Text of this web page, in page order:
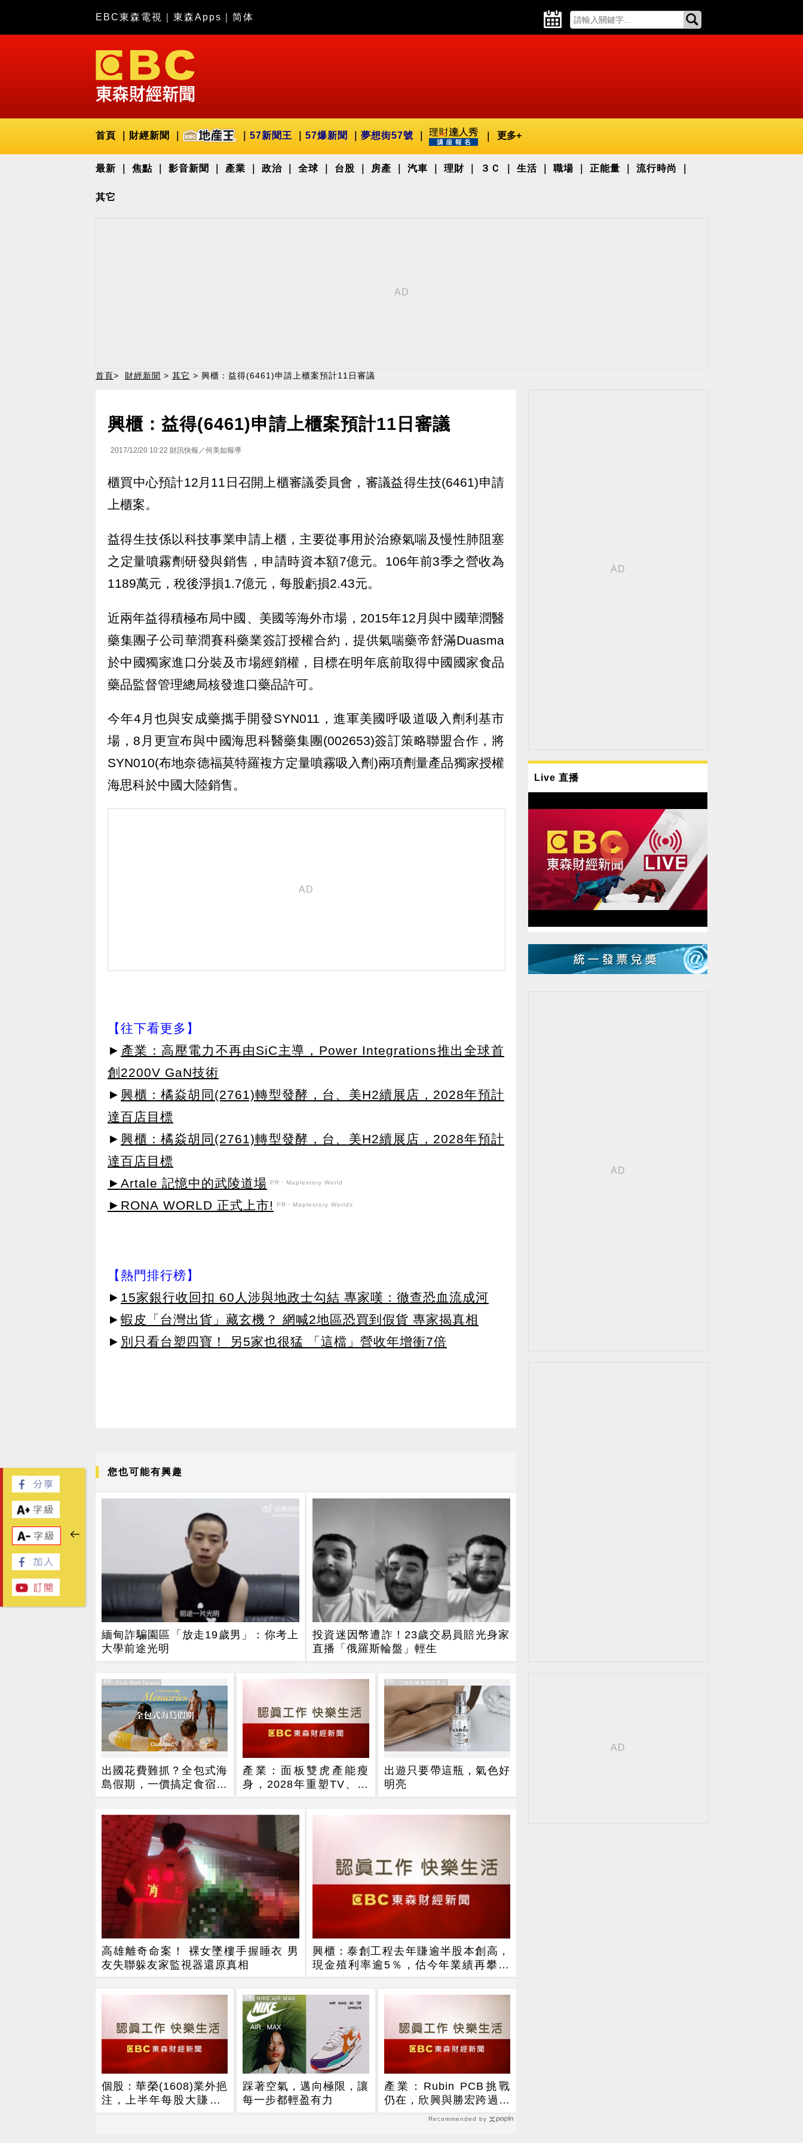
EBC東森電視 東森Apps 简体
首頁 財經新聞 57新聞王 57爆新聞 夢想街57號 更多+
最新 焦點 影音新聞 產業 政治 全球 台股 房產 汽車 理財 ３Ｃ 生活 職場 正能量 流行時尚
其它
首頁> 財經新聞 > 其它 > 興櫃：益得(6461)申請上櫃案預計11日審議
興櫃：益得(6461)申請上櫃案預計11日審議
2017/12/20 10:22 財訊快報／何美如報導
櫃買中心預計12月11日召開上櫃審議委員會，審議益得生技(6461)申請
上櫃案。
益得生技係以科技事業申請上櫃，主要從事用於治療氣喘及慢性肺阻塞
之定量噴霧劑研發與銷售，申請時資本額7億元。106年前3季之營收為
1189萬元，稅後淨損1.7億元，每股虧損2.43元。
近兩年益得積極布局中國、美國等海外市場，2015年12月與中國華潤醫
藥集團子公司華潤賽科藥業簽訂授權合約，提供氣喘藥帝舒滿Duasma
於中國獨家進口分裝及市場經銷權，目標在明年底前取得中國國家食品
藥品監督管理總局核發進口藥品許可。
今年4月也與安成藥攜手開發SYN011，進軍美國呼吸道吸入劑利基市
場，8月更宣布與中國海思科醫藥集團(002653)簽訂策略聯盟合作，將
SYN010(布地奈德福莫特羅複方定量噴霧吸入劑)兩項劑量產品獨家授權
海思科於中國大陸銷售。
【往下看更多】
► 產業：高壓電力不再由SiC主導，Power Integrations推出全球首
創2200V GaN技術
► 興櫃：橘焱胡同(2761)轉型發酵，台、美H2續展店，2028年預計
達百店目標
► 興櫃：橘焱胡同(2761)轉型發酵，台、美H2續展店，2028年預計
達百店目標
►Artale 記憶中的武陵道場
PR・Maplestory World
►RONA WORLD 正式上市! PR・Maplestory Worlds
【熱門排行榜】
► 15家銀行收回扣 60人涉與地政士勾結 專家嘆：徹查恐血流成河
► 蝦皮「台灣出貨」藏玄機？ 網喊2地區恐買到假貨 專家揭真相
► 別只看台塑四寶！ 另5家也很猛 「這檔」營收年增衝7倍
您也可能有興趣
緬甸詐騙園區「放走19歲男」：你考上
大學前途光明
投資迷因幣遭詐！23歲交易員賠光身家
直播「俄羅斯輪盤」輕生
PR
出國花費難抓？全包式海
島假期，一價搞定食宿玩
樂，省錢更省心！
PR・Club Med Taiwan
產業：面板雙虎產能瘦
身，2028年重塑TV、監
視器、筆電三大面板供需
版圖
PR
出遊只要帶這瓶，氣色好
明亮
PR・三得利健康網路商店
高雄離奇命案！ 裸女墜樓手握睡衣 男
友失聯躲友家監視器還原真相
興櫃：泰創工程去年賺逾半股本創高，
現金殖利率逾5％，估今年業績再攀高
峰
個股：華榮(1608)業外挹
注，上半年每股大賺逾7
元，股價跳空漲停鎖住
PR
踩著空氣，邁向極限，讓
每一步都輕盈有力
PR・NIKE AIR MAX
產業：Rubin PCB挑戰
仍在，欣興與勝宏跨過認
證且量產，臻鼎-KY與定
Recommended by
Live 直播